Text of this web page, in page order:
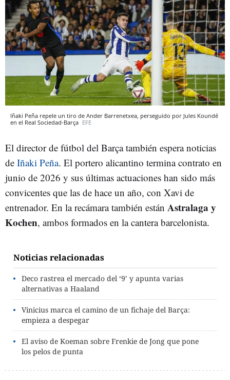
Iñaki Peña repele un tiro de Ander Barrenetxea, perseguido por Jules Koundé
en el Real Sociedad-Barça EFE
El director de fútbol del Barça también espera noticias
de Iñaki Peña. El portero alicantino termina contrato en
junio de 2026 y sus últimas actuaciones han sido más
convicentes que las de hace un año, con Xavi de
entrenador. En la recámara también están Astralaga y
Kochen, ambos formados en la cantera barcelonista.
Noticias relacionadas
Deco rastrea el mercado del ‘9’ y apunta varias
alternativas a Haaland
Vinicius marca el camino de un fichaje del Barça:
empieza a despegar
El aviso de Koeman sobre Frenkie de Jong que pone
los pelos de punta